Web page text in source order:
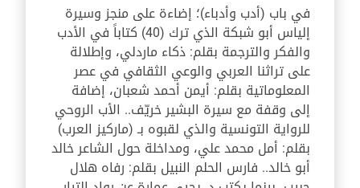
في باب (أدب وأدباء)؛ إضاءة على منجز وسيرة
إلياس أبو شبكة الذي ترك (40) كتاباً في الأدب
والفكر والترجمة بقلم: ذكاء ماردلي، وإطلالة
على تراثنا العربي والوعي الثقافي في عصر
المعلوماتية بقلم: أيمن أحمد شعبان، إضافة
إلى وقفة مع سيرة البشير خريّف.. الأب الروحي
للرواية التونسية والذي لقبوه بـ (ماركيز العرب)
بقلم: أمل محمد علي، ومداخلة حول الشاعر خالد
أبو خالد.. فارس الحلم النبيل بقلم: رفاه هلال